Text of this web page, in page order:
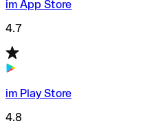
im App Store
4.7
im Play Store
4.8